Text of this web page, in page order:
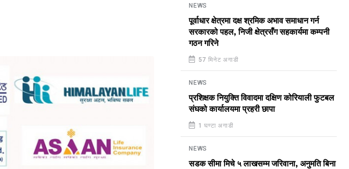
NEWS
पूर्वाधार क्षेत्रमा दक्ष श्रमिक अभाव समाधान गर्न
सरकारको पहल, निजी क्षेत्रसँग सहकार्यमा कम्पनी
गठन गरिने
57 मिनेट अगाडी
NEWS
प्रशिक्षक नियुक्ति विवादमा दक्षिण कोरियाली फुटबल
संघको कार्यालयमा प्रहरी छापा
1 घण्टा अगाडी
NEWS
सडक सीमा मिचे ५ लाखसम्म जरिवाना, अनुमति बिना